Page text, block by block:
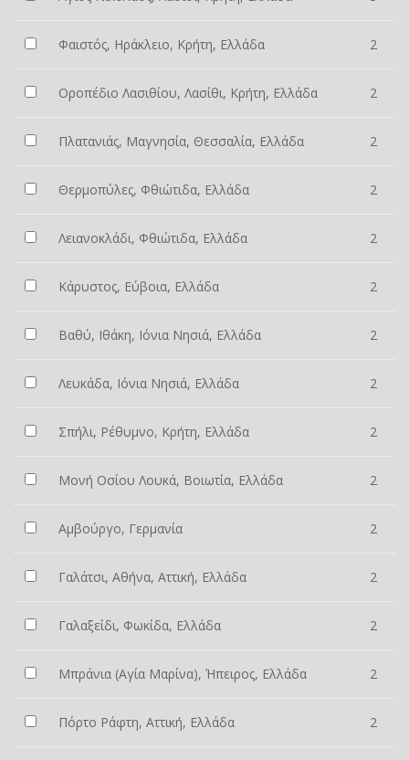
Φαιστός, Ηράκλειο, Κρήτη, Ελλάδα 2
Οροπέδιο Λασιθίου, Λασίθι, Κρήτη, Ελλάδα 2
Πλατανιάς, Μαγνησία, Θεσσαλία, Ελλάδα 2
Θερμοπύλες, Φθιώτιδα, Ελλάδα 2
Λειανοκλάδι, Φθιώτιδα, Ελλάδα 2
Κάρυστος, Εύβοια, Ελλάδα 2
Βαθύ, Ιθάκη, Ιόνια Νησιά, Ελλάδα 2
Λευκάδα, Ιόνια Νησιά, Ελλάδα 2
Σπήλι, Ρέθυμνο, Κρήτη, Ελλάδα 2
Μονή Οσίου Λουκά, Βοιωτία, Ελλάδα 2
Αμβούργο, Γερμανία 2
Γαλάτσι, Αθήνα, Αττική, Ελλάδα 2
Γαλαξείδι, Φωκίδα, Ελλάδα 2
Μπράνια (Αγία Μαρίνα), Ήπειρος, Ελλάδα 2
Πόρτο Ράφτη, Αττική, Ελλάδα 2